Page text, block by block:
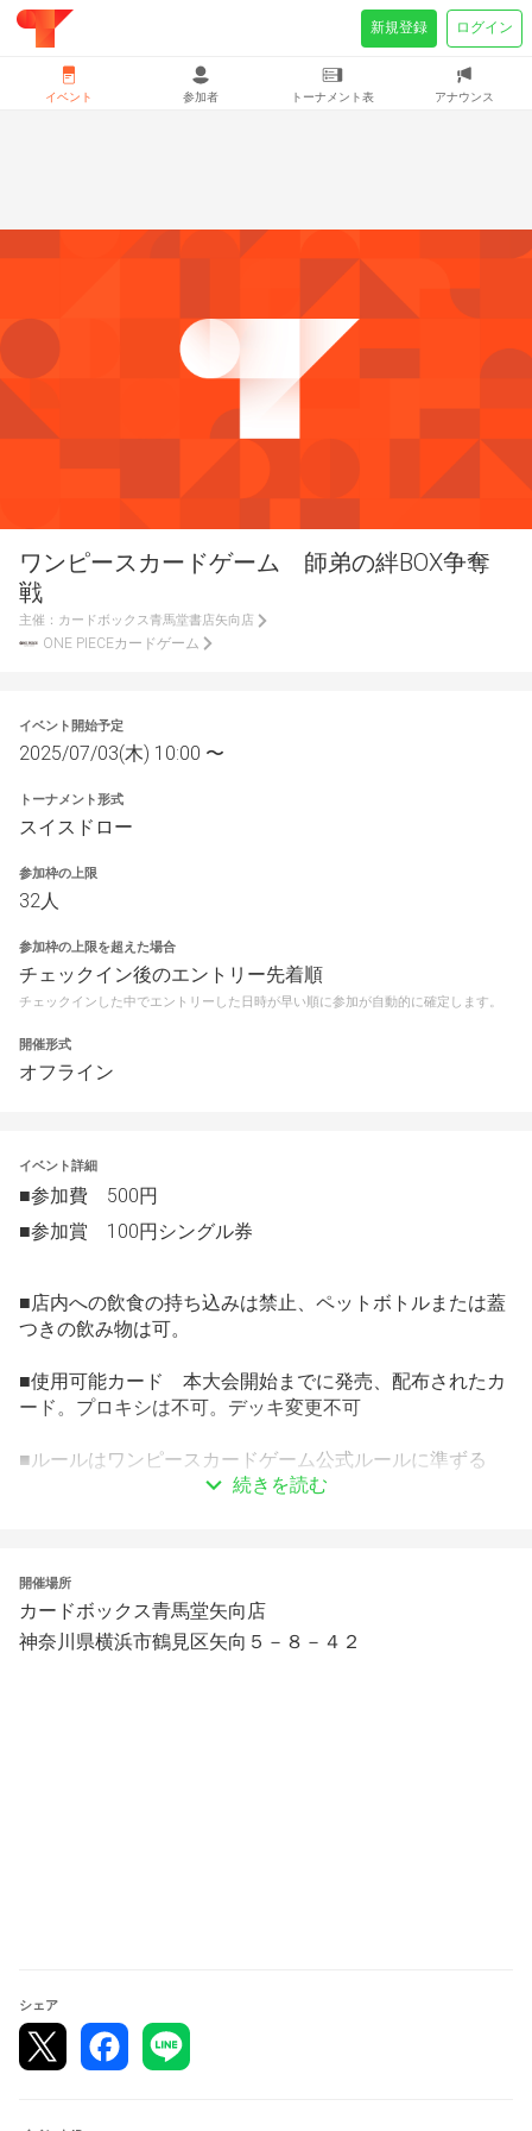
ワンピースカードゲーム 師弟の絆BOX争奪
戦
主催： カードボックス青馬堂書店矢向店
ONE PIECEカードゲーム
イベント開始予定
2025/07/03(木) 10:00 〜
トーナメント形式
スイスドロー
参加枠の上限
32人
参加枠の上限を超えた場合
チェックイン後のエントリー先着順
チェックインした中でエントリーした日時が早い順に参加が自動的に確定します。
開催形式
オフライン
イベント詳細
■参加費　500円
■参加賞　100円シングル券
■店内への飲食の持ち込みは禁止、ペットボトルまたは蓋
つきの飲み物は可。
■使用可能カード　本大会開始までに発売、配布されたカ
ード。プロキシは不可。デッキ変更不可
■ルールはワンピースカードゲーム公式ルールに準ずる
■優勝者に師弟の絆1BOX
続きを読む
開催場所
カードボックス青馬堂矢向店
神奈川県横浜市鶴見区矢向５－８－４２
シェア
イベント 参加者 トーナメント表 アナウンス
新規登録 ログイン